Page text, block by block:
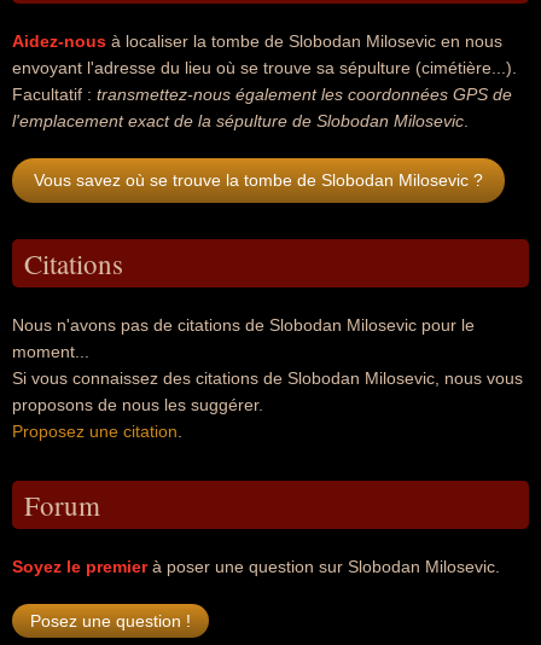
Aidez-nous à localiser la tombe de Slobodan Milosevic en nous
envoyant l'adresse du lieu où se trouve sa sépulture (cimétière...).
Facultatif : transmettez-nous également les coordonnées GPS de
l'emplacement exact de la sépulture de Slobodan Milosevic
Vous savez où se trouve la tombe de Slobodan Milosevic ?
Citations
Nous n'avons pas de citations de Slobodan Milosevic pour le
moment...
Si vous connaissez des citations de Slobodan Milosevic, nous vous
proposons de nous les suggérer.
Proposez une citation
Forum
Soyez le premierà poser une question sur Slobodan Milosevic.